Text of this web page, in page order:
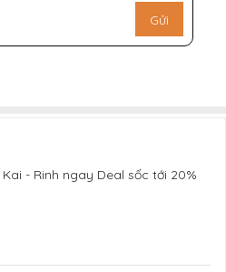
Gửi
- Rinh ngay Deal sốc tới 20%